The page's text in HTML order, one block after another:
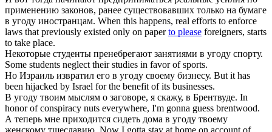
применению законов, ранее существовавших только на бумаге
в угоду иностранцам. When this happens, real efforts to enforce
laws that previously existed only on paperto please foreigners, starts
to take place.
Некоторые студенты пренебрегают занятиями в угоду спорту.
Some students neglect their studies in favor of sports.
Но Израиль извратил его в угоду своему бизнесу. But it has
been hijacked by Israel for the benefit of its businesses.
В угоду твоим мыслям о заговоре, я скажу, в Брентвуде. In
honor of conspiracy nuts everywhere, I'm gonna guess brentwood.
А теперь мне приходится сидеть дома в угоду твоему